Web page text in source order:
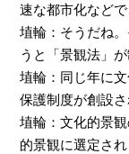
速な都市化など
埴輪：そうだね
うと「景観法」
埴輪：同じ年に
保護制度が創設さ
埴輪：文化的景
的景観に選定され